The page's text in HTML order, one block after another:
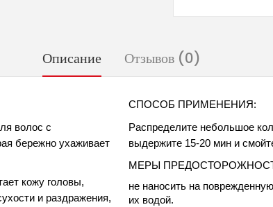
Описание Отзывов (0)
волос с
бережно ухаживает
кожу головы,
и раздражения,
СПОСОБ ПРИМЕНЕНИЯ:
Распределите небольшое
выдержите 15-20 мин и
МЕРЫ
не наносить на
их водой.